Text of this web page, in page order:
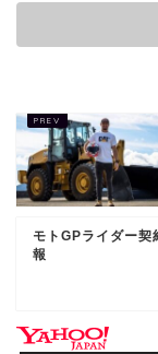
モトGPライダー契
報